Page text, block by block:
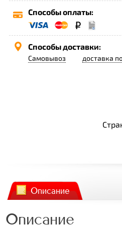
Способы оплаты:
Способы доставки:
Самовывоз доставка
Описание
Описание